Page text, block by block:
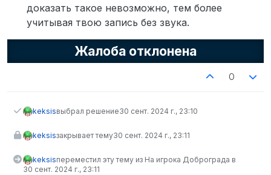
доказать такое невозможно, тем более
учитывая твою запись без звука.
Жалоба отклонена
0
keksisвыбрал решение30 сент. 2024 г., 23:10
keksisзакрывает тему30 сент. 2024 г., 23:11
keksisпереместил эту тему из На игрока Доброграда в
30 сент. 2024 г., 23:11